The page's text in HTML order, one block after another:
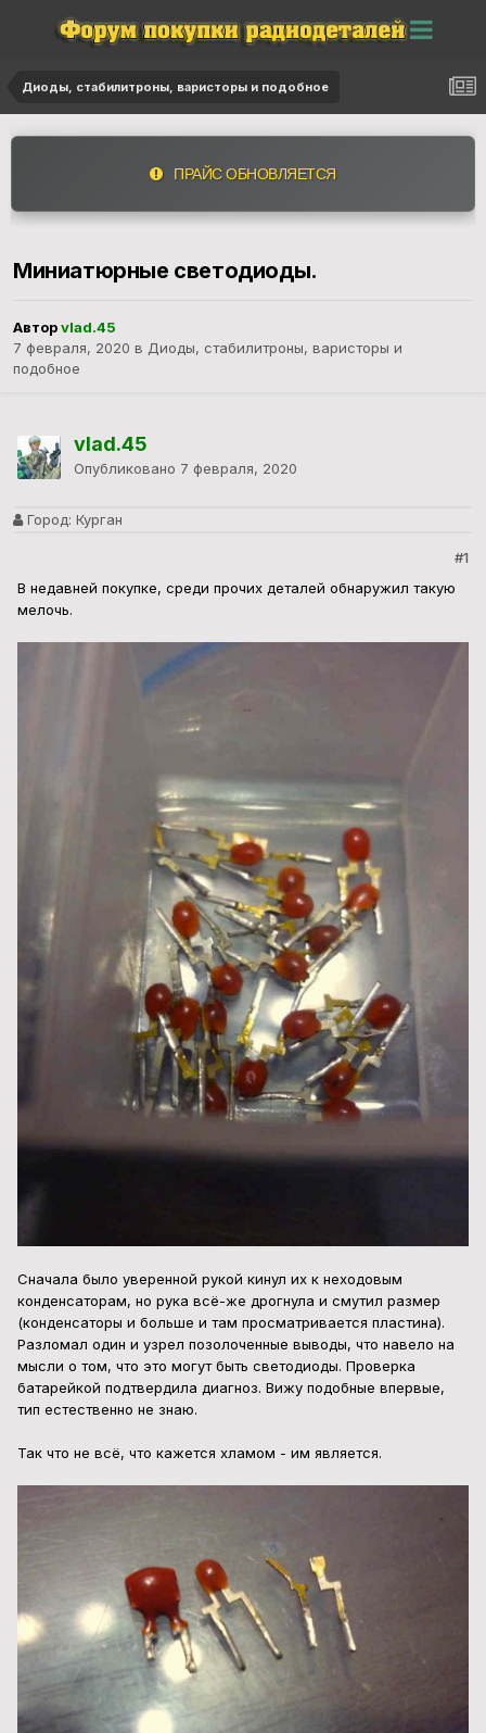
Диоды, стабилитроны, варисторы и подобное
ПРАЙС ОБНОВЛЯЕТСЯ
Миниатюрные светодиоды.
Авторvlad.45
7 февраля, 2020 в Диоды, стабилитроны, варисторы и
подобное
vlad.45
Опубликовано 7 февраля, 2020
Город: Курган
#1
В недавней покупке, среди прочих деталей обнаружил такую
мелочь.
Сначала было уверенной рукой кинул их к неходовым
конденсаторам, но рука всё-же дрогнула и смутил размер
(конденсаторы и больше и там просматривается пластина).
Разломал один и узрел позолоченные выводы, что навело на
мысли о том, что это могут быть светодиоды. Проверка
батарейкой подтвердила диагноз. Вижу подобные впервые,
тип естественно не знаю.
Так что не всё, что кажется хламом - им является.